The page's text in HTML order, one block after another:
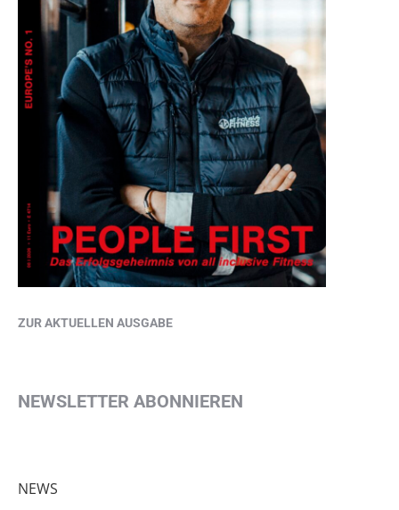
ZUR AKTUELLEN AUSGABE
NEWSLETTER ABONNIEREN
NEWS